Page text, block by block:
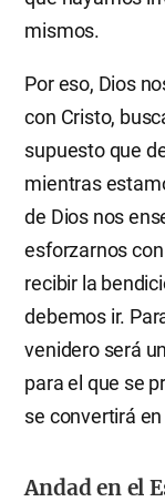
mismos.
Por eso, Dios
con Cristo,
supuesto que
mientras
de Dios nos
esforzarnos
recibir la
debemos ir.
venidero será
para el que se
se convertirá
Andad en el